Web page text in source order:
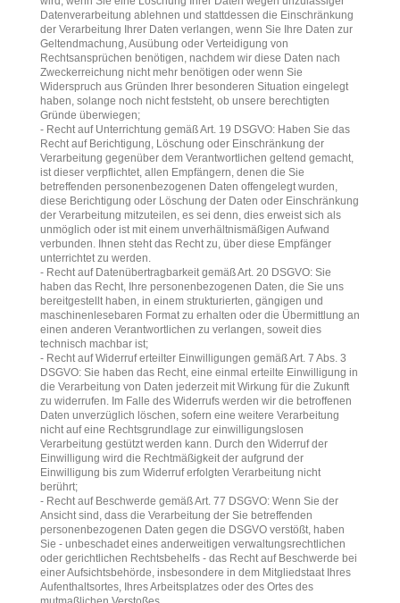
Datenverarbeitung ablehnen und stattdessen die Einschränkung
der Verarbeitung Ihrer Daten verlangen, wenn Sie Ihre Daten zur
Geltendmachung, Ausübung oder Verteidigung von
Rechtsansprüchen benötigen, nachdem wir diese Daten nach
Zweckerreichung nicht mehr benötigen oder wenn Sie
Widerspruch aus Gründen Ihrer besonderen Situation eingelegt
haben, solange noch nicht feststeht, ob unsere berechtigten
Gründe überwiegen;
- Recht auf Unterrichtung gemäß Art. 19 DSGVO: Haben Sie das
Recht auf Berichtigung, Löschung oder Einschränkung der
Verarbeitung gegenüber dem Verantwortlichen geltend gemacht,
ist dieser verpflichtet, allen Empfängern, denen die Sie
betreffenden personenbezogenen Daten offengelegt wurden,
diese Berichtigung oder Löschung der Daten oder Einschränkung
der Verarbeitung mitzuteilen, es sei denn, dies erweist sich als
unmöglich oder ist mit einem unverhältnismäßigen Aufwand
verbunden. Ihnen steht das Recht zu, über diese Empfänger
unterrichtet zu werden.
- Recht auf Datenübertragbarkeit gemäß Art. 20 DSGVO: Sie
haben das Recht, Ihre personenbezogenen Daten, die Sie uns
bereitgestellt haben, in einem strukturierten, gängigen und
maschinenlesebaren Format zu erhalten oder die Übermittlung an
einen anderen Verantwortlichen zu verlangen, soweit dies
technisch machbar ist;
- Recht auf Widerruf erteilter Einwilligungen gemäß Art. 7 Abs. 3
DSGVO: Sie haben das Recht, eine einmal erteilte Einwilligung in
die Verarbeitung von Daten jederzeit mit Wirkung für die Zukunft
zu widerrufen. Im Falle des Widerrufs werden wir die betroffenen
Daten unverzüglich löschen, sofern eine weitere Verarbeitung
nicht auf eine Rechtsgrundlage zur einwilligungslosen
Verarbeitung gestützt werden kann. Durch den Widerruf der
Einwilligung wird die Rechtmäßigkeit der aufgrund der
Einwilligung bis zum Widerruf erfolgten Verarbeitung nicht
berührt;
- Recht auf Beschwerde gemäß Art. 77 DSGVO: Wenn Sie der
Ansicht sind, dass die Verarbeitung der Sie betreffenden
personenbezogenen Daten gegen die DSGVO verstößt, haben
Sie - unbeschadet eines anderweitigen verwaltungsrechtlichen
oder gerichtlichen Rechtsbehelfs - das Recht auf Beschwerde bei
einer Aufsichtsbehörde, insbesondere in dem Mitgliedstaat Ihres
Aufenthaltsortes, Ihres Arbeitsplatzes oder des Ortes des